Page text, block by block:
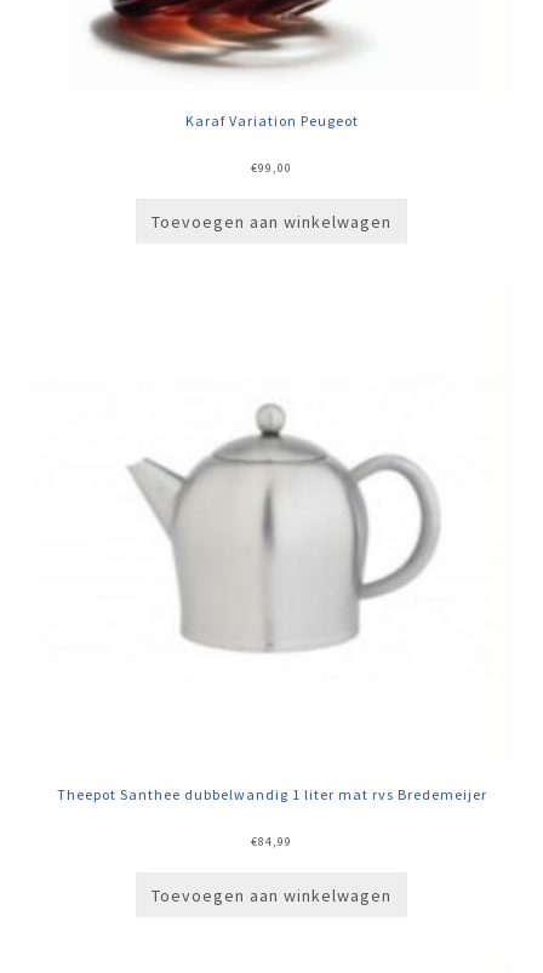
Karaf Variation Peugeot
€99,00
Toevoegen aan winkelwagen
Theepot Santhee dubbelwandig 1 liter mat rvs Bredemeijer
€84,99
Toevoegen aan winkelwagen